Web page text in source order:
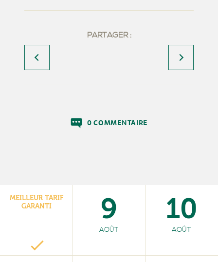
PARTAGER :
0 COMMENTAIRE
MEILLEUR TARIF
GARANTI
9
AOÛT
10
AOÛT